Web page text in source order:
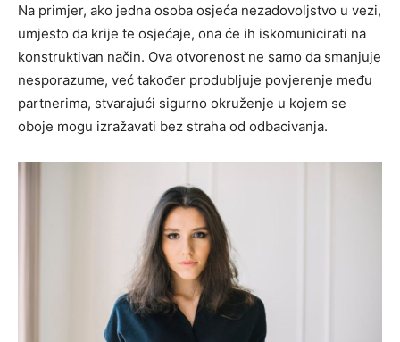
Na primjer, ako jedna osoba osjeća nezadovoljstvo u vezi,
umjesto da krije te osjećaje, ona će ih iskomunicirati na
konstruktivan način. Ova otvorenost ne samo da smanjuje
nesporazume, već također produbljuje povjerenje među
partnerima, stvarajući sigurno okruženje u kojem se
oboje mogu izražavati bez straha od odbacivanja.